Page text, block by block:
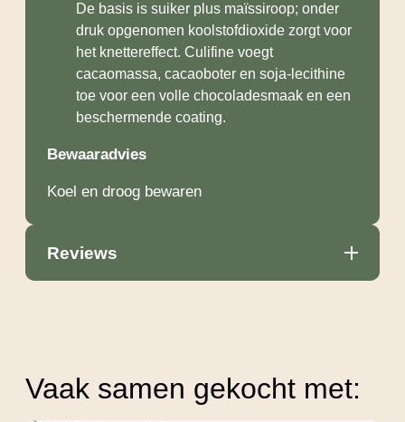
De basis is suiker plus maïssiroop; onder
druk opgenomen koolstofdioxide zorgt voor
het knettereffect. Culifine voegt
cacaomassa, cacaoboter en soja-lecithine
toe voor een volle chocoladesmaak en een
beschermende coating.
Bewaaradvies
Koel en droog bewaren
Reviews
Vaak samen gekocht met: